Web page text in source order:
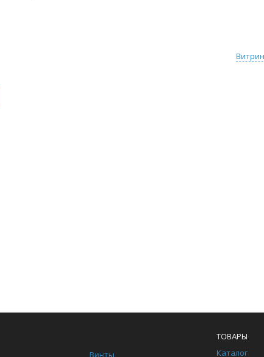
Винты
ТОВАРЫ
Каталог